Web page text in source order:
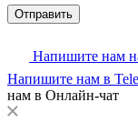
Напишите нам
Напишите нам в
нам в Онлайн-чат